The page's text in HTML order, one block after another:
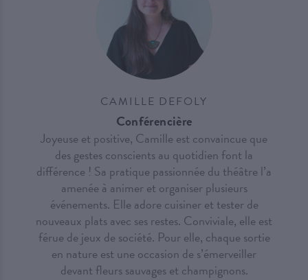
CAMILLE DEFOLY
Conférencière
Joyeuse et positive, Camille est convaincue que
des gestes conscients au quotidien font la
différence ! Sa pratique passionnée du théâtre l’a
amenée à animer et organiser plusieurs
événements. Elle adore cuisiner et tester de
nouveaux plats avec ses restes. Conviviale, elle est
férue de jeux de société. Pour elle, chaque sortie
en nature est une occasion de s’émerveiller
devant fleurs sauvages et champignons.